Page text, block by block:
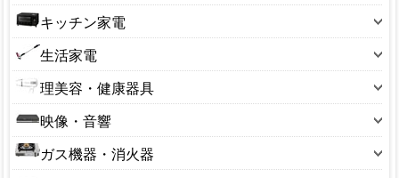
扇風機(小型)
扇風機(卓上)
壁掛扇
冷風機・冷風扇
エアコン
エアコンフィルター
サーキュレーター
こたつ本体
こたつ部品
石油ファンヒーター
石油ストーブ
電気ストーブ
セラミックヒーター
オイルヒーター
キッチン家電
炊飯ジャー
電気コンロ
電子レンジ
IHコンロ
オーブントースター
コーヒーメーカー
生活家電
加湿器
乾燥機
空気清浄器
除湿機
理美容・健康器具
シェーバー・バリカン
ドライヤー・ヘアケア用品
ボディケア・マッサージ機
映像・音響
DVDプレーヤー
オーディオ・ラジオ
ガス機器・消火器